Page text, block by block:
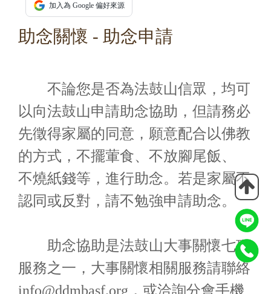
加入為 Google 偏好來源
助念關懷 - 助念申請
不論您是否為法鼓山信眾，均可
以向法鼓山申請助念協助，但請務必
先徵得家屬的同意，願意配合以佛教
的方式，不擺葷食、不放腳尾飯、
不燒紙錢等，進行助念。若是家屬不
認同或反對，請不勉強申請助念。
助念協助是法鼓山大事關懷七項
服務之一，大事關懷相關服務請聯絡
info@ddmbasf.org ，或洽詢分會手機